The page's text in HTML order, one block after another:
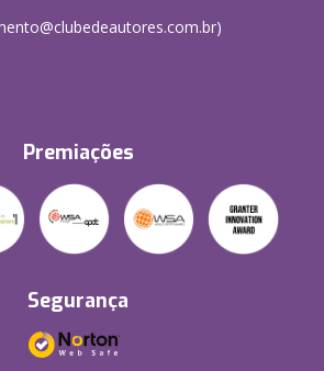
Premiações
Segurança